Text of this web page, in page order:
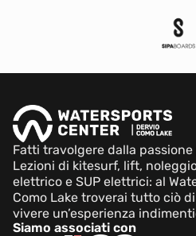
Fatti travolgere dalla
Lezioni di kitesurf, lift,
elettrico e SUP elettrici: al
Como Lake troverai tutto ciò
vivere un’esperienza
Siamo associati con